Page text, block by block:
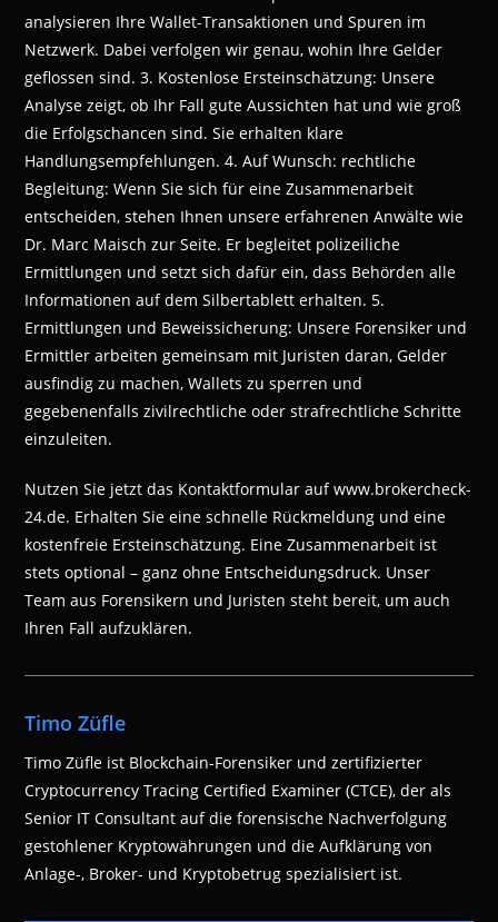
analysieren Ihre Wallet-Transaktionen und Spuren im
Netzwerk. Dabei verfolgen wir genau, wohin Ihre Gelder
geflossen sind. 3. Kostenlose Ersteinschätzung: Unsere
Analyse zeigt, ob Ihr Fall gute Aussichten hat und wie groß
die Erfolgschancen sind. Sie erhalten klare
Handlungsempfehlungen. 4. Auf Wunsch: rechtliche
Begleitung: Wenn Sie sich für eine Zusammenarbeit
entscheiden, stehen Ihnen unsere erfahrenen Anwälte wie
Dr. Marc Maisch zur Seite. Er begleitet polizeiliche
Ermittlungen und setzt sich dafür ein, dass Behörden alle
Informationen auf dem Silbertablett erhalten. 5.
Ermittlungen und Beweissicherung: Unsere Forensiker und
Ermittler arbeiten gemeinsam mit Juristen daran, Gelder
ausfindig zu machen, Wallets zu sperren und
gegebenenfalls zivilrechtliche oder strafrechtliche Schritte
einzuleiten.
Nutzen Sie jetzt das Kontaktformular auf www.brokercheck-
24.de. Erhalten Sie eine schnelle Rückmeldung und eine
kostenfreie Ersteinschätzung. Eine Zusammenarbeit ist
stets optional – ganz ohne Entscheidungsdruck. Unser
Team aus Forensikern und Juristen steht bereit, um auch
Ihren Fall aufzuklären.
Timo Züfle
Timo Züfle ist Blockchain-Forensiker und zertifizierter
Cryptocurrency Tracing Certified Examiner (CTCE), der als
Senior IT Consultant auf die forensische Nachverfolgung
gestohlener Kryptowährungen und die Aufklärung von
Anlage-, Broker- und Kryptobetrug spezialisiert ist.